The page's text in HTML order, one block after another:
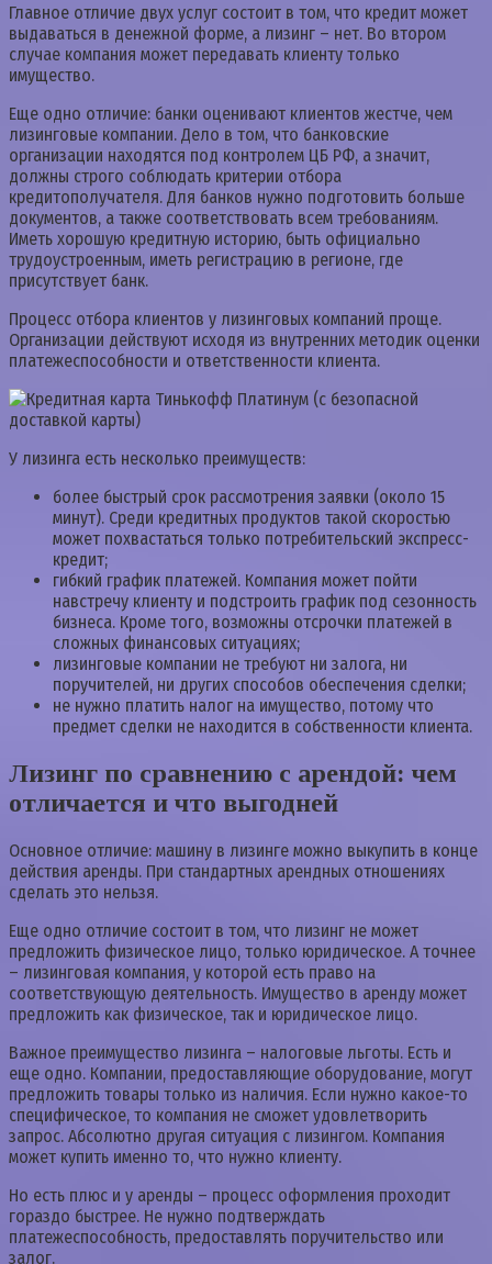
Главное отличие двух услуг состоит в том, что кредит может
выдаваться в денежной форме, а лизинг – нет. Во втором
случае компания может передавать клиенту только
имущество.
Еще одно отличие: банки оценивают клиентов жестче, чем
лизинговые компании. Дело в том, что банковские
организации находятся под контролем ЦБ РФ, а значит,
должны строго соблюдать критерии отбора
кредитополучателя. Для банков нужно подготовить больше
документов, а также соответствовать всем требованиям.
Иметь хорошую кредитную историю, быть официально
трудоустроенным, иметь регистрацию в регионе, где
присутствует банк.
Процесс отбора клиентов у лизинговых компаний проще.
Организации действуют исходя из внутренних методик оценки
платежеспособности и ответственности клиента.
У лизинга есть несколько преимуществ:
более быстрый срок рассмотрения заявки (около 15
минут). Среди кредитных продуктов такой скоростью
может похвастаться только потребительский экспресс-
кредит;
гибкий график платежей. Компания может пойти
навстречу клиенту и подстроить график под сезонность
бизнеса. Кроме того, возможны отсрочки платежей в
сложных финансовых ситуациях;
лизинговые компании не требуют ни залога, ни
поручителей, ни других способов обеспечения сделки;
не нужно платить налог на имущество, потому что
предмет сделки не находится в собственности клиента.
Лизинг по сравнению с арендой: чем
отличается и что выгодней
Основное отличие: машину в лизинге можно выкупить в конце
действия аренды. При стандартных арендных отношениях
сделать это нельзя.
Еще одно отличие состоит в том, что лизинг не может
предложить физическое лицо, только юридическое. А точнее
– лизинговая компания, у которой есть право на
соответствующую деятельность. Имущество в аренду может
предложить как физическое, так и юридическое лицо.
Важное преимущество лизинга – налоговые льготы. Есть и
еще одно. Компании, предоставляющие оборудование, могут
предложить товары только из наличия. Если нужно какое-то
специфическое, то компания не сможет удовлетворить
запрос. Абсолютно другая ситуация с лизингом. Компания
может купить именно то, что нужно клиенту.
Но есть плюс и у аренды – процесс оформления проходит
гораздо быстрее. Не нужно подтверждать
платежеспособность, предоставлять поручительство или
залог.